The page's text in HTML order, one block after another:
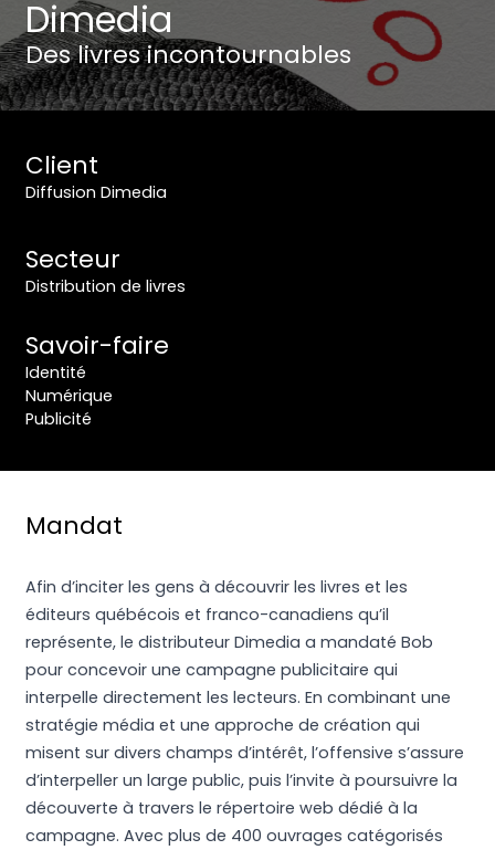
Dimedia
Des livres incontournables
Client
Diffusion Dimedia
Secteur
Distribution de livres
Savoir-faire
Identité
Numérique
Publicité
Mandat
Afin d’inciter les gens à découvrir les livres et les
éditeurs québécois et franco-canadiens qu’il
représente, le distributeur Dimedia a mandaté Bob
pour concevoir une campagne publicitaire qui
interpelle directement les lecteurs. En combinant une
stratégie média et une approche de création qui
misent sur divers champs d’intérêt, l’offensive s’assure
d’interpeller un large public, puis l’invite à poursuivre la
découverte à travers le répertoire web dédié à la
campagne. Avec plus de 400 ouvrages catégorisés